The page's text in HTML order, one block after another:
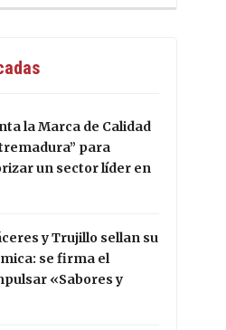
la Marca de Calidad
para
un sector líder en
y Trujillo sellan su
se firma el
«Sabores y